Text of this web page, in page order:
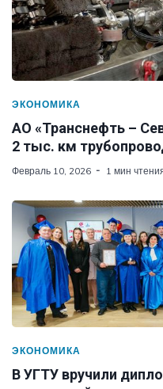
ЭКОНОМИКА
АО «Транснефть –
2 тыс. км
Февраль 10, 2026 1 мин
ЭКОНОМИКА
В УГТУ вручили